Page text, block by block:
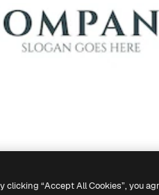
clicking “Accept All Cookies”, you